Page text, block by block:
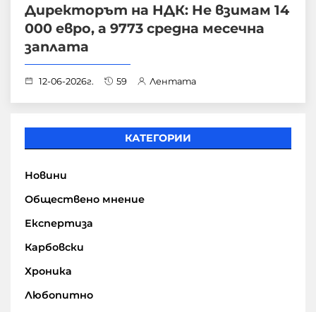
Директорът на НДК: Не взимам 14
000 евро, а 9773 средна месечна
заплата
12-06-2026г. 59 Лентата
КАТЕГОРИИ
Новини
Обществено мнение
Експертиза
Карбовски
Хроника
Любопитно